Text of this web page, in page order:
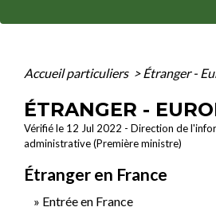
Accueil particuliers > Étranger -
ÉTRANGER -
Vérifié le 12 Jul 2022 - Direction de
administrative (Première ministre)
Étranger en France
Entrée en France